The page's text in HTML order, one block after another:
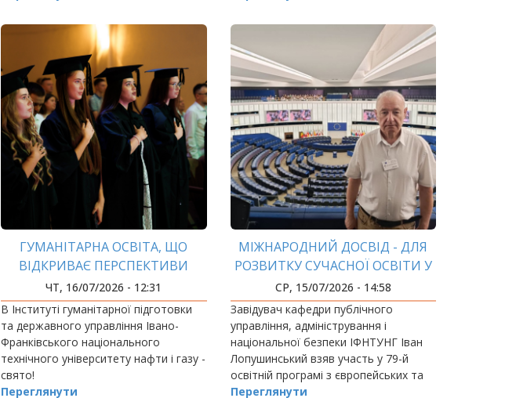
ГУМАНІТАРНА ОСВІТА, ЩО
ВІДКРИВАЄ ПЕРСПЕКТИВИ
ЧТ, 16/07/2026 - 12:31
В Інституті гуманітарної підготовки
та державного управління Івано-
Франківського національного
технічного університету нафти і газу -
свято!
Переглянути
МІЖНАРОДНИЙ ДОСВІД - ДЛЯ
РОЗВИТКУ СУЧАСНОЇ ОСВІТИ У
СФЕРІ ПУБЛІЧНОГО
УПРАВЛІННЯ
СР, 15/07/2026 - 14:58
Завідувач кафедри публічного
управління, адміністрування і
національної безпеки ІФНТУНГ Іван
Лопушинський взяв участь у 79-й
освітній програмі з європейських та
освітніх студій, що організована НУО
Переглянути